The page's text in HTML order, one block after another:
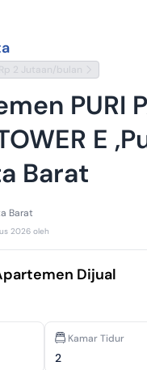
2 Jutaan/bulan
PURI
E
Barat
Barat
2026 oleh
Dijual
Kamar Tidur
2